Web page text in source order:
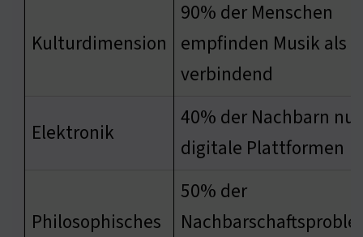
Kulturdimension
90% der Menschen
empfinden Musik als
verbindend
Elektronik
40% der Nachbarn
digitale Plattformen
Philosophisches
50% der